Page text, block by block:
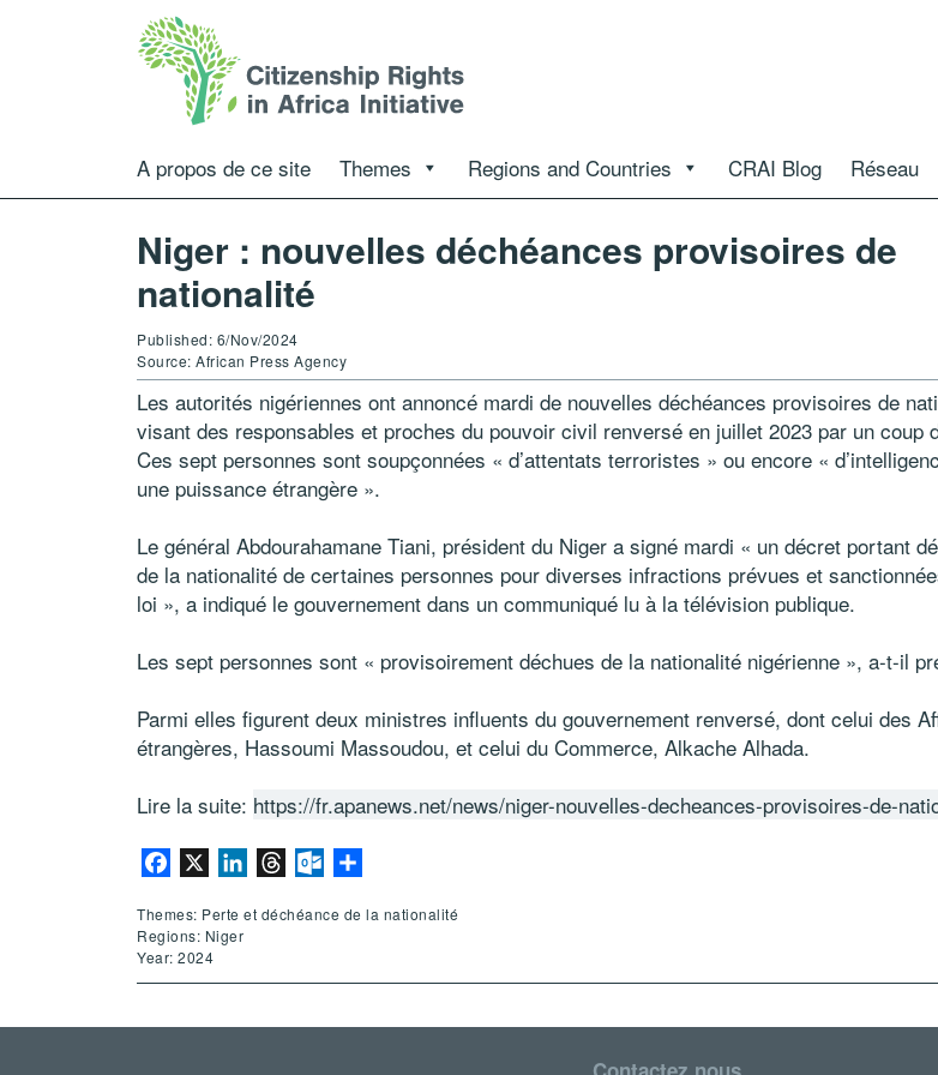
A propos de ce site Themes Regions and Countries CRAI Blog Réseau
Niger : nouvelles déchéances provisoires de
nationalité
Published: 6/Nov/2024
Source: African Press Agency
Les autorités nigériennes ont annoncé mardi de nouvelles déchéances provisoires de
visant des responsables et proches du pouvoir civil renversé en juillet 2023 par un coup
Ces sept personnes sont soupçonnées « d’attentats terroristes » ou encore «
une puissance étrangère ».
Le général Abdourahamane Tiani, président du Niger a signé mardi « un décret portant
de la nationalité de certaines personnes pour diverses infractions prévues et
loi », a indiqué le gouvernement dans un communiqué lu à la télévision publique.
Les sept personnes sont « provisoirement déchues de la nationalité nigérienne », a-t-il
Parmi elles figurent deux ministres influents du gouvernement renversé, dont celui des
étrangères, Hassoumi Massoudou, et celui du Commerce, Alkache Alhada.
Lire la suite: https://fr.apanews.net/news/niger-nouvelles-decheances-provisoires-de-
Facebook LinkedInThreadsOutlook.com
Themes: Perte et déchéance de la nationalité
Regions: Niger
Year: 2024